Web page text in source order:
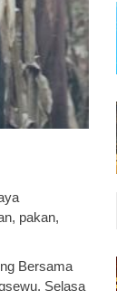
pakan,
Bersama
Selasa